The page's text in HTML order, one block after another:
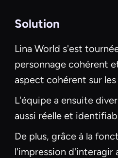
Solution
Lina World s'est
personnage cohérent
aspect cohérent sur
L'équipe a ensuite
aussi réelle et
De plus, grâce à la
l'impression d'interagir